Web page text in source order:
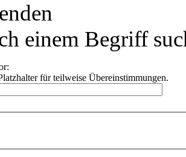
einem Begriff
für teilweise Übereinstimmungen.